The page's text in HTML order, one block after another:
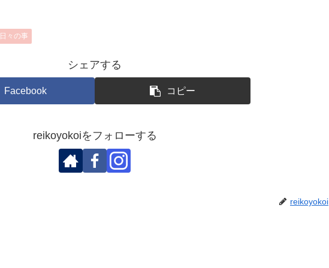
日々の事
シェアする
Facebook コピー
reikoyokoiをフォローする
reikoyokoi